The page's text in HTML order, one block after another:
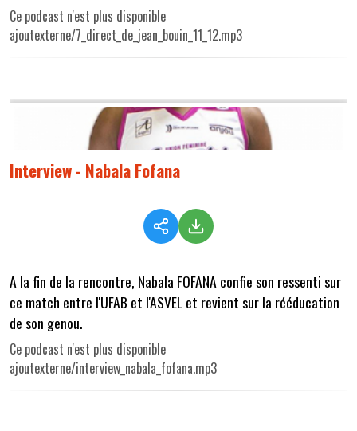
Ce podcast n'est plus disponible
ajoutexterne/7_direct_de_jean_bouin_11_12.mp3
Interview - Nabala Fofana
A la fin de la rencontre, Nabala FOFANA confie son ressenti sur
ce match entre l'UFAB et l'ASVEL et revient sur la rééducation
de son genou.
Ce podcast n'est plus disponible
ajoutexterne/interview_nabala_fofana.mp3